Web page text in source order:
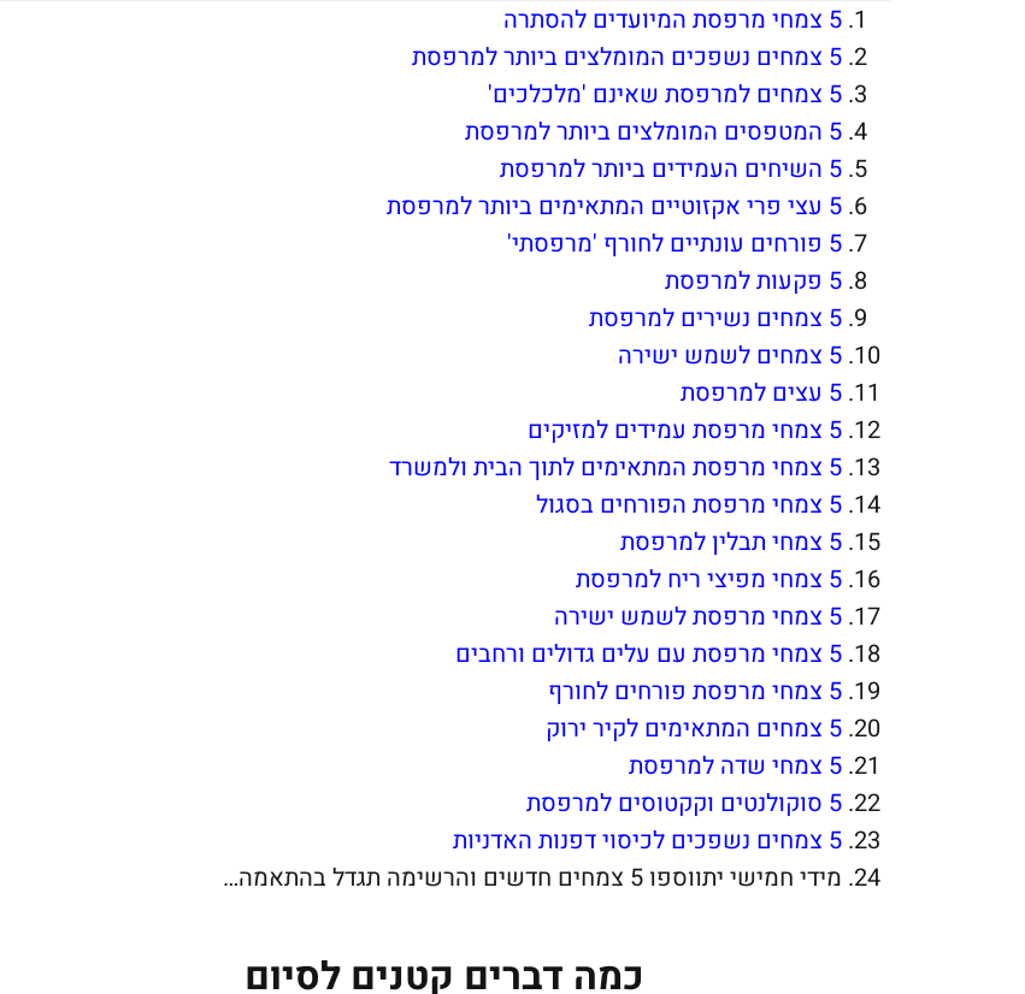
5 צמחי מרפסת המיועדים להסתרה
5 צמחים נשפכים המומלצים ביותר למרפסת
5 צמחים למרפסת שאינם 'מלכלכים'
5 המטפסים המומלצים ביותר למרפסת
5 השיחים העמידים ביותר למרפסת
5 עצי פרי אקזוטיים המתאימים ביותר למרפסת
5 פורחים עונתיים לחורף 'מרפסתי'
5 פקעות למרפסת
5 צמחים נשירים למרפסת
5 צמחים לשמש ישירה
5 עצים למרפסת
5 צמחי מרפסת עמידים למזיקים
5 צמחי מרפסת המתאימים לתוך הבית ולמשרד
5 צמחי מרפסת הפורחים בסגול
5 צמחי תבלין למרפסת
5 צמחי מפיצי ריח למרפסת
5 צמחי מרפסת לשמש ישירה
5 צמחי מרפסת עם עלים גדולים ורחבים
5 צמחי מרפסת פורחים לחור
ף
5 צמחים המתאימים לקיר ירוק
5 צמחי שדה למרפסת
5 סוקולנטים וקקטוסים למרפסת
5 צמחים נשפכים לכיסוי דפנות האדניות
מידי חמישי יתווספו 5 צמחים חדשים והרשימה תגדל בהתאמה…
כמה דברים קטנים לסיום